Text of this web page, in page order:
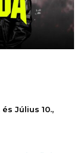
Július 10.,